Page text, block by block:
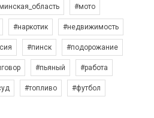
#мото
#наркотик #недвижимость
#пинск #подорожание
#пьяный #работа
#топливо #футбол